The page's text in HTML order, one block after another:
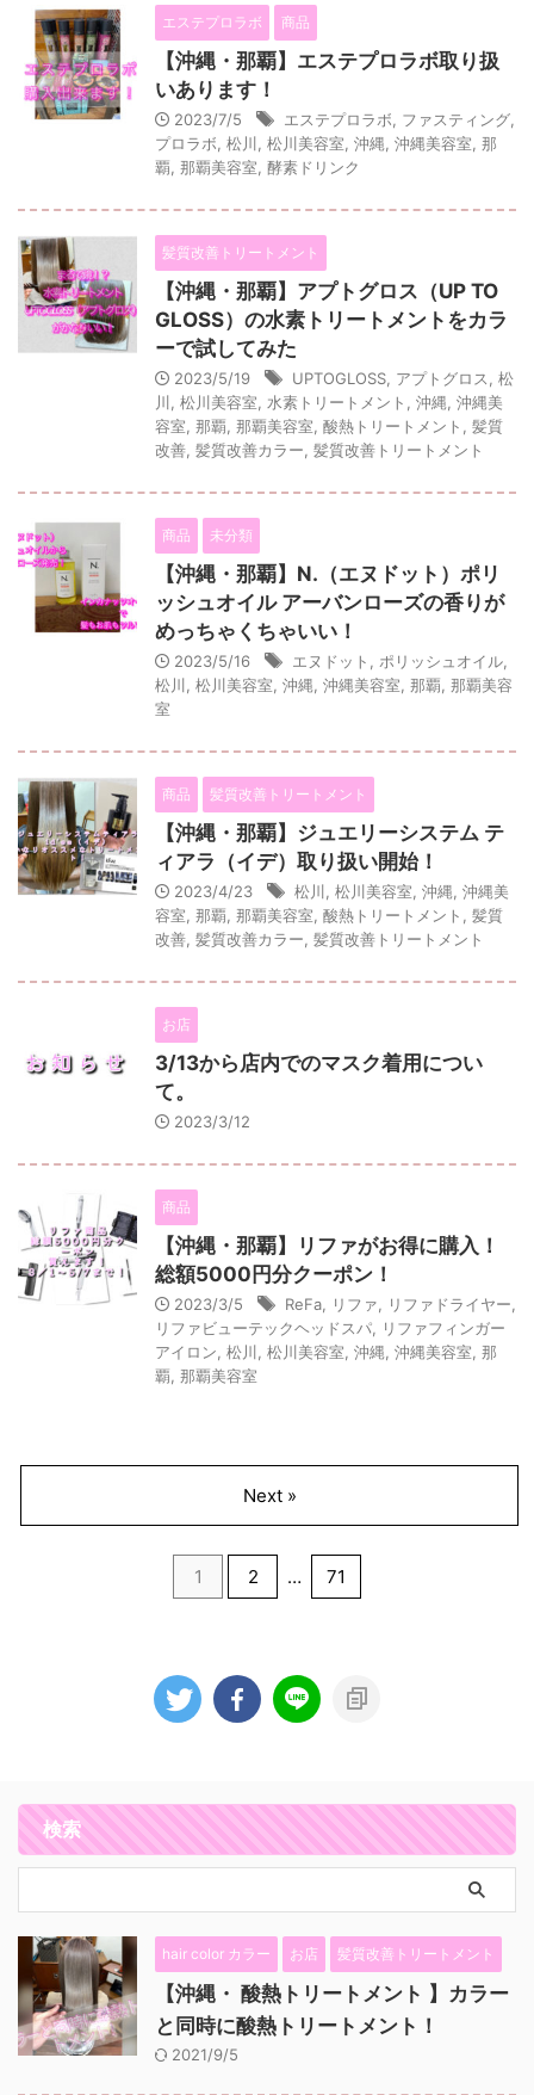
エステプロラボ 商品
【沖縄・那覇】エステプロラボ取り扱
いあります！
2023/7/5 エステプロラボ ファスティング
プロラボ 松川 松川美容室 沖縄 沖縄美容室 那
覇 那覇美容室 酵素ドリンク
髪質改善トリートメント
【沖縄・那覇】アプトグロス（UP TO
GLOSS）の水素トリートメントをカラ
ーで試してみた
2023/5/19 UPTOGLOSS アプトグロス
松
川
松川美容室 水素トリートメント 沖縄 沖縄美
容室 那覇 那覇美容室 酸熱トリートメント
髪質
改善 髪質改善カラー 髪質改善トリートメント
商品 未分類
【沖縄・那覇】N.（エヌドット）ポリ
ッシュオイル アーバンローズの香りが
めっちゃくちゃいい！
2023/5/16 エヌドット ポリッシュオイル
松川
松川美容室 沖縄 沖縄美容室 那覇 那覇美容
室
商品 髪質改善トリートメント
【沖縄・那覇】ジュエリーシステム テ
ィアラ（イデ）取り扱い開始！
2023/4/23 松川 松川美容室 沖縄 沖縄美
容室 那覇 那覇美容室 酸熱トリートメント
髪質
改善 髪質改善カラー 髪質改善トリートメント
お店
3/13から店内でのマスク着用につい
て。
2023/3/12
商品
【沖縄・那覇】リファがお得に購入！
総額5000円分クーポン！
2023/3/5 ReFa リファ リファドライヤー
リファビューテックヘッドスパ
リファフィンガー
アイロン 松川 松川美容室 沖縄 沖縄美容室 那
覇 那覇美容室
1 2 … 71
Next »
検索
hair color カラー お店 髪質改善トリートメント
【沖縄・ 酸熱トリートメント 】カラー
と同時に酸熱トリートメント！
2021/9/5